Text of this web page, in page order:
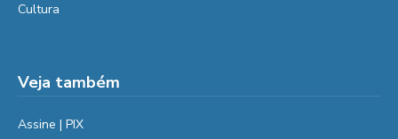
Cultura
Veja também
Assine | PIX